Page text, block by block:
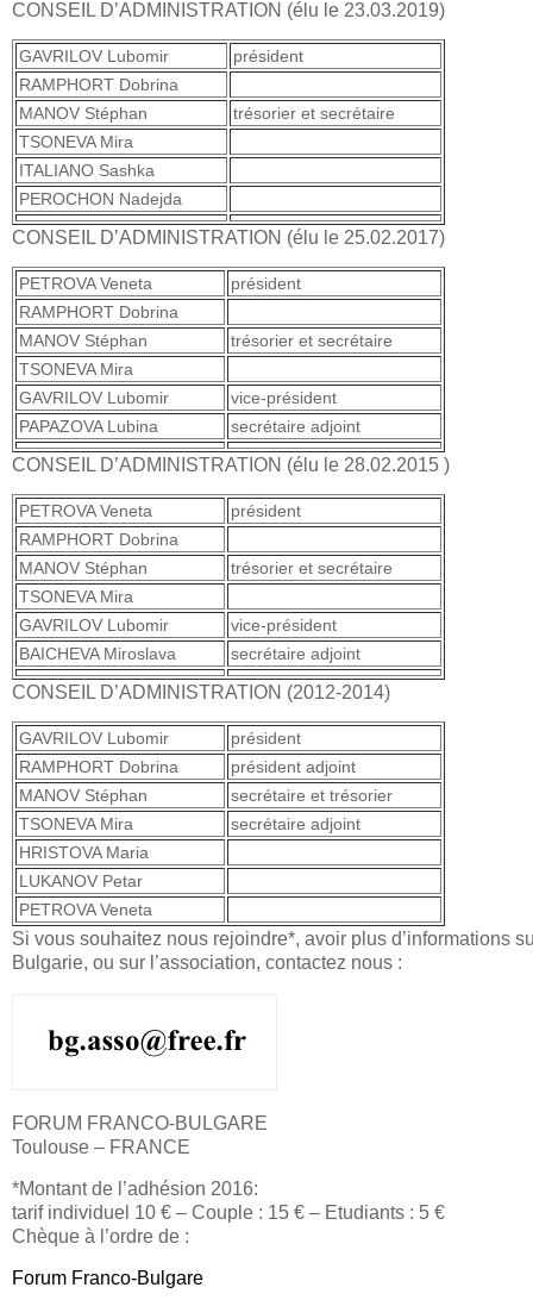
CONSEIL D’ADMINISTRATION (élu le 23.03.2019)
GAVRILOV Lubomir
président
RAMPHORT Dobrina
MANOV Stéphan
trésorier et secrétaire
TSONEVA Mira
ITALIANO Sashka
PEROCHON Nadejda
CONSEIL D’ADMINISTRATION (élu le 25.02.2017)
PETROVA Veneta
président
RAMPHORT Dobrina
MANOV Stéphan
trésorier et secrétaire
TSONEVA Mira
GAVRILOV Lubomir
vice-président
PAPAZOVA Lubina
secrétaire adjoint
CONSEIL D’ADMINISTRATION (élu le 28.02.2015 )
PETROVA Veneta
président
RAMPHORT Dobrina
MANOV Stéphan
trésorier et secrétaire
TSONEVA Mira
GAVRILOV Lubomir
vice-président
BAICHEVA Miroslava
secrétaire adjoint
CONSEIL D’ADMINISTRATION (2012-2014)
GAVRILOV Lubomir
président
RAMPHORT Dobrina
président adjoint
MANOV Stéphan
secrétaire et trésorier
TSONEVA Mira
secrétaire adjoint
HRISTOVA Maria
LUKANOV Petar
PETROVA Veneta
Si vous souhaitez nous rejoindre*, avoir plus d’informations
Bulgarie, ou sur l’association, contactez nous :
FORUM FRANCO-BULGARE
Toulouse – FRANCE
*Montant de l’adhésion 2016:
tarif individuel 10 € – Couple : 15 € – Etudiants : 5 €
Chèque à l’ordre de :
Forum Franco-Bulgare